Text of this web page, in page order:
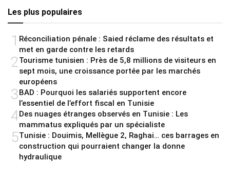
Les plus populaires
1 Réconciliation pénale : Saied réclame des résultats et
met en garde contre les retards
2Tourisme tunisien : Près de 5,8 millions de visiteurs en
sept mois, une croissance portée par les marchés
européens
3BAD : Pourquoi les salariés supportent encore
l’essentiel de l’effort fiscal en Tunisie
4Des nuages étranges observés en Tunisie : Les
mammatus expliqués par un spécialiste
5Tunisie : Douimis, Mellègue 2, Raghai… ces barrages en
construction qui pourraient changer la donne
hydraulique